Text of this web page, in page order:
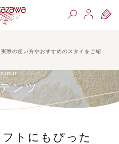
際の使い方やおすすめのスタイをご紹
ンツ
トにもぴった